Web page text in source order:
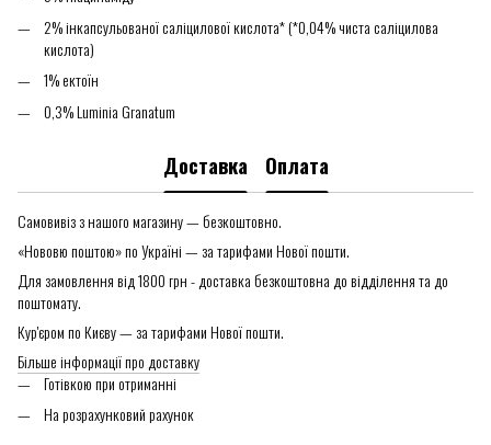
2% інкапсульованої саліцилової кислота* (*0,04% чиста саліцилова
кислота)
1% ектоїн
0,3% Luminia Granatum
Доставка Оплата
Самовивіз з нашого магазину — безкоштовно.
«Нововю поштою» по Україні — за тарифами Нової пошти.
Для замовлення від 1800 грн - доставка безкоштовна до відділення та до
поштомату.
Кур'єром по Києву — за тарифами Нової пошти.
Більше інформації про доставку
Готівкою при отриманні
На розрахунковий рахунок